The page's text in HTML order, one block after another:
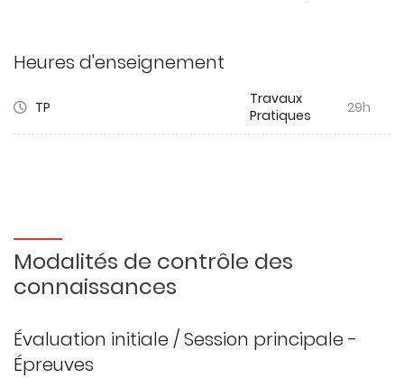
Heures d'enseignement
TP
Travaux
Pratiques
29h
Modalités de contrôle des
connaissances
Évaluation initiale / Session principale -
Épreuves